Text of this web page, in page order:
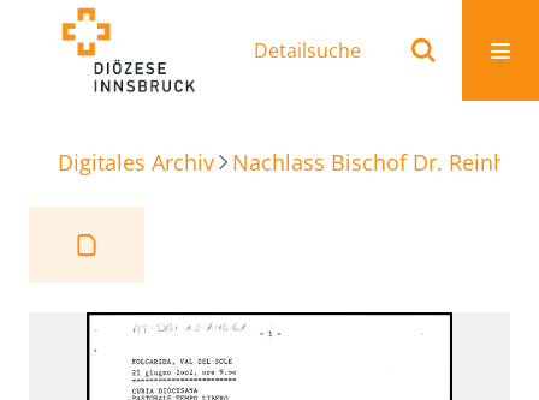
Detailsuche
Digitales Archiv Nachlass Bischof Dr.